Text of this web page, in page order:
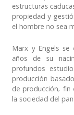
estructuras
propiedad y
el hombre no sea
Marx y Engels
años de su
profundos
producción
de producción, fin
la sociedad del